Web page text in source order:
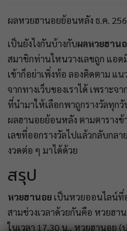
ผลหวยฮานอยย้อนหลัง ธ.ค.
เป็นยังไงกันบ้างกับผลหวยฮาน
สมาชิกท่านไหนวางเลขถูก แอ
เข้าก็อย่าเพิ่งท้อ ลองติดตาม แ
จากทางเว็บของเราได้ เพราะจ
ที่นำมาให้เลือกพาถูกรางวัลทุก
ผลฮานอยย้อนหลัง ตามตารางข้
เลขที่ออกรางวัลไปแล้วกลับกลา
งวดต่อ ๆ มาได้ด้วย
สรุป
หวยฮานอย เป็นหวยออนไลน์ที่
สามช่วงเวลาด้วยกันคือ หวยฮา
ในเวลา 17.30 น., หวยฮานอย (